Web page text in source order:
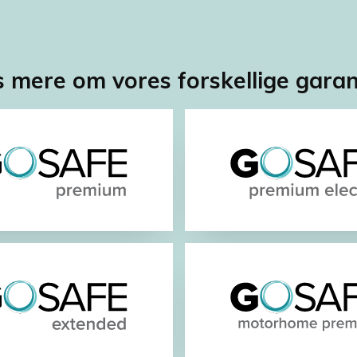
mere om vores forskellige